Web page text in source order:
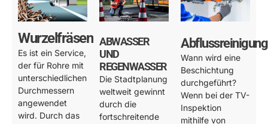
Wurzelfräsen
Es ist ein Service,
der für Rohre mit
unterschiedlichen
Durchmessern
angewendet
wird. Durch das
ABWASSER
UND
REGENWASSER
Die Stadtplanung
weltweit gewinnt
durch die
fortschreitende
Abflussreinigung
Wann wird eine
Beschichtung
durchgeführt?
Wenn bei der TV-
Inspektion
mithilfe von